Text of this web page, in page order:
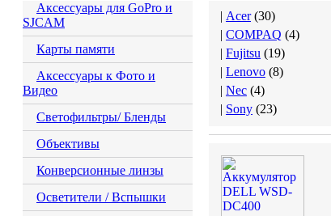
Аксессуары для GoPro и
SJCAM
Карты памяти
Аксессуары к Фото и
Видео
Светофильтры/ Бленды
Объективы
Конверсионные линзы
Осветители / Вспышки
| Acer (30)
| COMPAQ (4)
| Fujitsu (19)
| Lenovo (8)
| Nec (4)
| Sony (23)